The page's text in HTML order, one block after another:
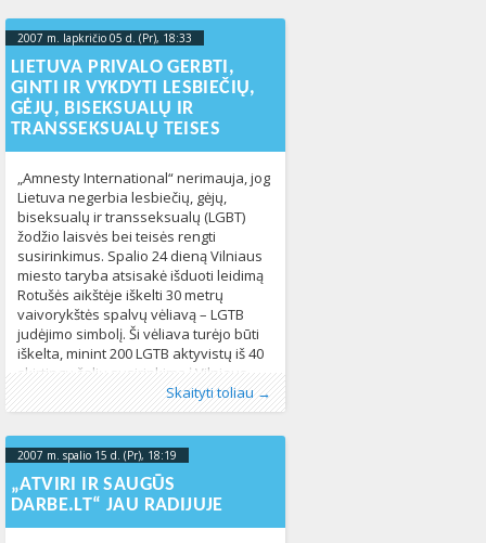
2007 m. lapkričio 05 d. (Pr), 18:33
04T22:55:27+00:00
LIETUVA PRIVALO GERBTI,
GINTI IR VYKDYTI LESBIEČIŲ,
GĖJŲ, BISEKSUALŲ IR
TRANSSEKSUALŲ TEISES
„Amnesty International“ nerimauja, jog
Lietuva negerbia lesbiečių, gėjų,
biseksualų ir transseksualų (LGBT)
žodžio laisvės bei teisės rengti
susirinkimus. Spalio 24 dieną Vilniaus
miesto taryba atsisakė išduoti leidimą
Rotušės aikštėje iškelti 30 metrų
vaivorykštės spalvų vėliavą – LGTB
judėjimo simbolį. Ši vėliava turėjo būti
iškelta, minint 200 LGTB aktyvistų iš 40
skirtingų šalių susirinkimą į Vilniaus
Skaityti toliau →
Publikavo:LGL, LGL
Kategorijos:LGL152
Žymos:Amnesty International,diskriminacija,
draudimas,ILGA,įstatymas,LGBT,meras,
laisvė1077
2007 m. spalio 15 d. (Pr), 18:19
„ATVIRI IR SAUGŪS
DARBE.LT“ JAU RADIJUJE